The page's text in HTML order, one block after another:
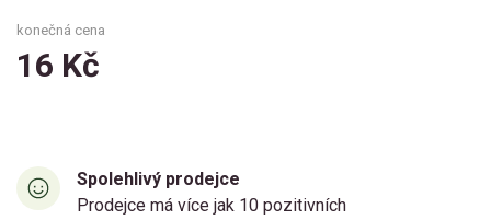
konečná cena
16 Kč
Spolehlivý prodejce
Prodejce má více jak 10 pozitivních